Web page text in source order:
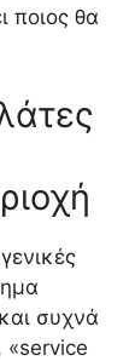
ποιος θα
συχνά
«service